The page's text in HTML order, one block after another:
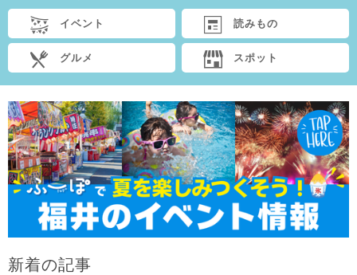
イベント 読みもの
グルメ スポット
新着の記事